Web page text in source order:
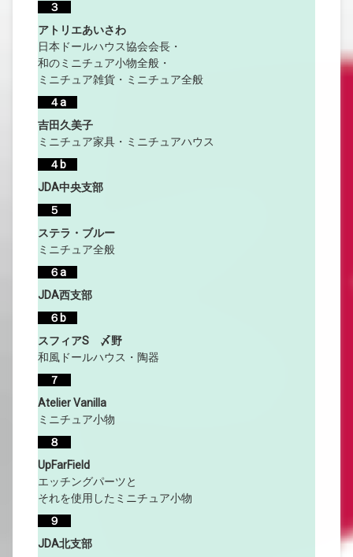
３
アトリエあいさわ
日本ドールハウス協会会長・
和のミニチュア小物全般・
ミニチュア雑貨・ミニチュア全般
４a
吉田久美子
ミニチュア家具・ミニチュアハウス
４b
JDA中央支部
５
ステラ・ブルー
ミニチュア全般
６a
JDA西支部
６b
スフィアS 〆野
和風ドールハウス・陶器
７
Atelier Vanilla
ミニチュア小物
８
UpFarField
エッチングパーツと
それを使用したミニチュア小物
９
JDA北支部